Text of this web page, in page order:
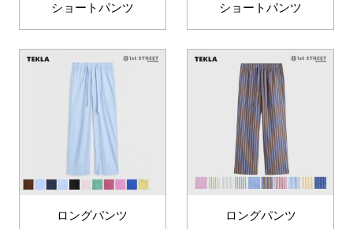
ショートパンツ ショートパンツ
ロングパンツ ロングパンツ